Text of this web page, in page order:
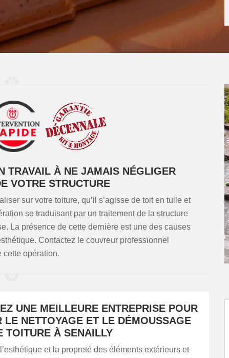
TRAVAIL À NE JAMAIS NÉGLIGER
VOTRE STRUCTURE
sur votre toiture, qu’il s’agisse de toit en tuile et
se traduisant par un traitement de la structure
La présence de cette dernière est une des causes
Contactez le couvreur professionnel
opération.
UNE MEILLEURE ENTREPRISE POUR
LE NETTOYAGE ET LE DÉMOUSSAGE
TOITURE À SENAILLY
et la propreté des éléments extérieurs et